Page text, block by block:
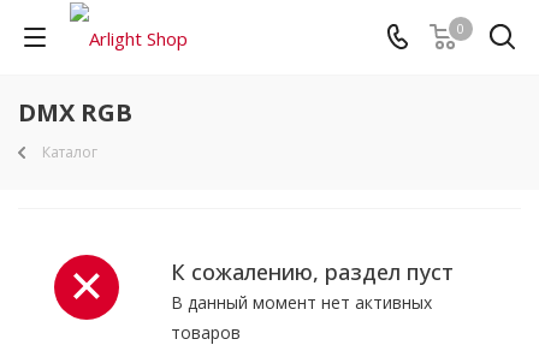
0
DMX RGB
Каталог
К сожалению, раздел пуст
В данный момент нет активных
товаров